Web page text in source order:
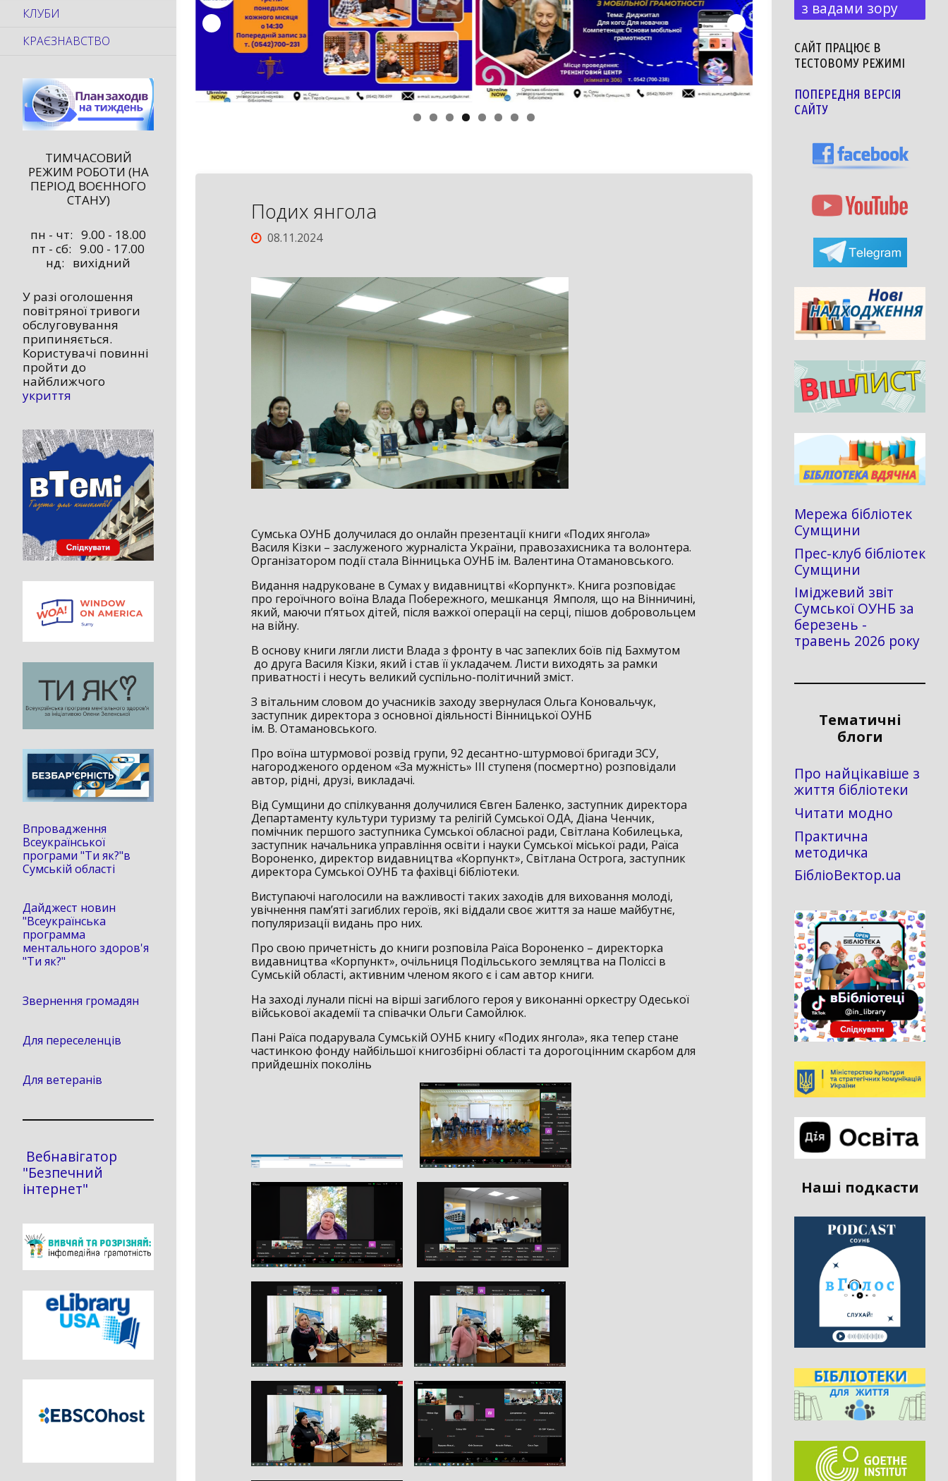
Подих янгола
08.11.2024
Сумська ОУНБ долучилася до онлайн презентації книги «Подих янгола»
Василя Кізки – заслуженого журналіста України, правозахисника та волонтера.
Організатором події стала Вінницька ОУНБ ім. Валентина Отамановського.
Видання надруковане в Сумах у видавництві «Корпункт». Книга розповідає
про героїчного воїна Влада Побережного, мешканця Ямполя, що на Вінничині,
який, маючи п’ятьох дітей, після важкої операції на серці, пішов добровольцем
на війну.
В основу книги лягли листи Влада з фронту в час запеклих боїв під Бахмутом
до друга Василя Кізки, який і став її укладачем. Листи виходять за рамки
приватності і несуть великий суспільно-політичний зміст.
З вітальним словом до учасників заходу звернулася Ольга Коновальчук,
заступник директора з основної діяльності Вінницької ОУНБ
ім. В. Отамановського.
Про воїна штурмової розвід групи, 92 десантно-штурмової бригади ЗСУ,
нагородженого орденом «За мужність» ІІІ ступеня (посмертно) розповідали
автор, рідні, друзі, викладачі.
Від Сумщини до спілкування долучилися Євген Баленко, заступник директора
Департаменту культури туризму та релігій Сумської ОДА, Діана Ченчик,
помічник першого заступника Сумської обласної ради, Світлана Кобилецька,
заступник начальника управління освіти і науки Сумської міської ради, Раїса
Вороненко, директор видавництва «Корпункт», Світлана Острога, заступник
директора Сумської ОУНБ та фахівці бібліотеки.
Виступаючі наголосили на важливості таких заходів для виховання молоді,
увічнення пам’яті загиблих героїв, які віддали своє життя за наше майбутнє,
популяризації видань про них.
Про свою причетність до книги розповіла Раїса Вороненко – директорка
видавництва «Корпункт», очільниця Подільського земляцтва на Поліссі в
Сумській області, активним членом якого є і сам автор книги.
На заході лунали пісні на вірші загиблого героя у виконанні оркестру Одеської
військової академії та співачки Ольги Самойлюк.
Пані Раїса подарувала Сумській ОУНБ книгу «Подих янгола», яка тепер стане
частинкою фонду найбільшої книгозбірні області та дорогоцінним скарбом для
прийдешніх поколінь
КЛУБИ
КРАЄЗНАВСТВО
ТИМЧАСОВИЙ
РЕЖИМ РОБОТИ (НА
ПЕРІОД ВОЄННОГО
СТАНУ)
пн - чт: 9.00 - 18.00
пт - сб: 9.00 - 17.00
нд: вихідний
У разі оголошення
повітряної тривоги
обслуговування
припиняється.
Користувачі повинні
пройти до
найближчого
укриття
Впровадження
Всеукраїнської
програми "Ти як?"в
Сумській області
Дайджест новин
"Всеукраїнська
программа
ментального здоров'я
"Ти як?"
Звернення громадян
Для переселенців
Для ветеранів
Вебнавігатор
"Безпечний
інтернет"
з вадами зору
САЙТ ПРАЦЮЄ В
ТЕСТОВОМУ РЕЖИМІ
ПОПЕРЕДНЯ ВЕРСІЯ
САЙТУ
Мережа бібліотек
Сумщини
Прес-клуб бібліотек
Сумщини
Іміджевий звіт
Сумської ОУНБ за
березень -
травень 2026 року
Тематичні
блоги
Про найцікавіше з
життя бібліотеки
Читати модно
Практична
методичка
БібліоВектор.ua
Наші подкасти